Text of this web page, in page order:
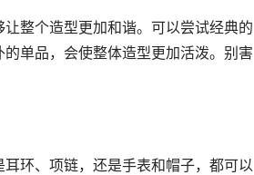
整个造型更加和谐。可以尝试经典的
单品，会使整体造型更加活泼。别害
环、项链，还是手表和帽子，都可以